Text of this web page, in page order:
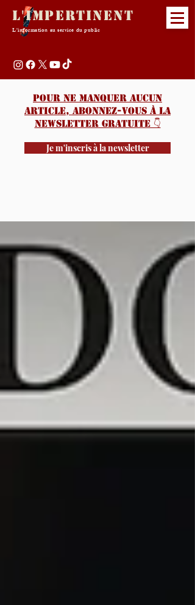
L'Impertinent
L'information au service du public
Pour ne manquer aucun
article, abonnez-vous à la
newsletter gratuite 👇️
Je m'inscris à la newsletter